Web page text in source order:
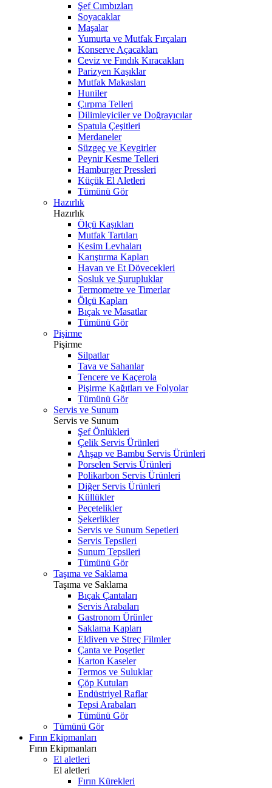
Şef Cımbızları
Soyacaklar
Maşalar
Yumurta ve Mutfak Fırçaları
Konserve Açacakları
Ceviz ve Fındık Kıracakları
Parizyen Kaşıklar
Mutfak Makasları
Huniler
Çırpma Telleri
Dilimleyiciler ve Doğrayıcılar
Spatula Çeşitleri
Merdaneler
Süzgeç ve Kevgirler
Peynir Kesme Telleri
Hamburger Pressleri
Küçük El Aletleri
Tümünü Gör
Hazırlık
Hazırlık
Ölçü Kaşıkları
Mutfak Tartıları
Kesim Levhaları
Karıştırma Kapları
Havan ve Et Dövecekleri
Sosluk ve Şurupluklar
Termometre ve Timerlar
Ölçü Kapları
Bıçak ve Masatlar
Tümünü Gör
Pişirme
Pişirme
Silpatlar
Tava ve Sahanlar
Tencere ve Kaçerola
Pişirme Kağıtları ve Folyolar
Tümünü Gör
Servis ve Sunum
Servis ve Sunum
Şef Önlükleri
Çelik Servis Ürünleri
Ahşap ve Bambu Servis Ürünleri
Porselen Servis Ürünleri
Polikarbon Servis Ürünleri
Diğer Servis Ürünleri
Küllükler
Peçetelikler
Şekerlikler
Servis ve Sunum Sepetleri
Servis Tepsileri
Sunum Tepsileri
Tümünü Gör
Taşıma ve Saklama
Taşıma ve Saklama
Bıçak Çantaları
Servis Arabaları
Gastronom Ürünler
Saklama Kapları
Eldiven ve Streç Filmler
Çanta ve Poşetler
Karton Kaseler
Termos ve Suluklar
Çöp Kutuları
Endüstriyel Raflar
Tepsi Arabaları
Tümünü Gör
Tümünü Gör
Fırın Ekipmanları
Fırın Ekipmanları
El aletleri
El aletleri
Fırın Kürekleri